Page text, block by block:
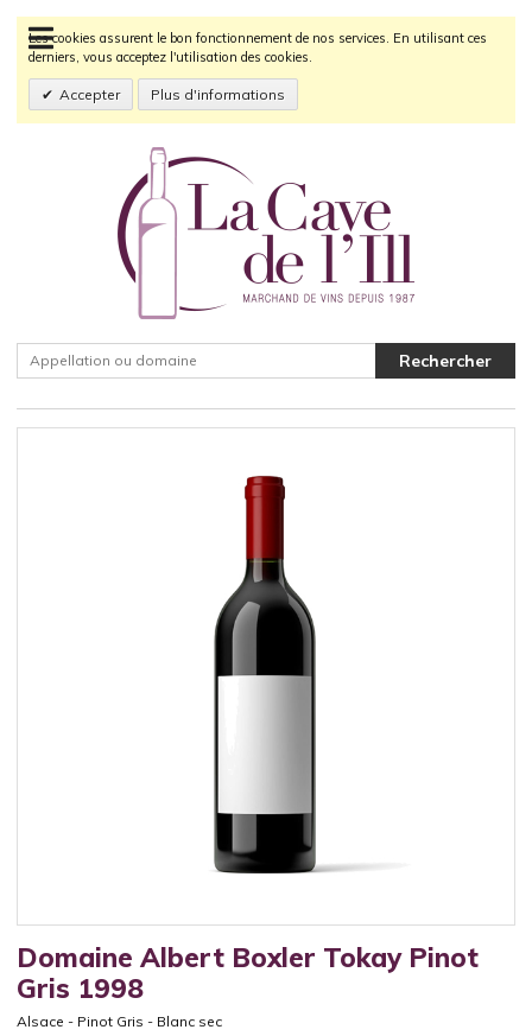
Les cookies assurent le bon fonctionnement de nos services. En utilisant ces
derniers, vous acceptez l'utilisation des cookies.
Accepter Plus d'informations
Domaine Albert Boxler Tokay Pinot
Gris 1998
Alsace - Pinot Gris - Blanc sec